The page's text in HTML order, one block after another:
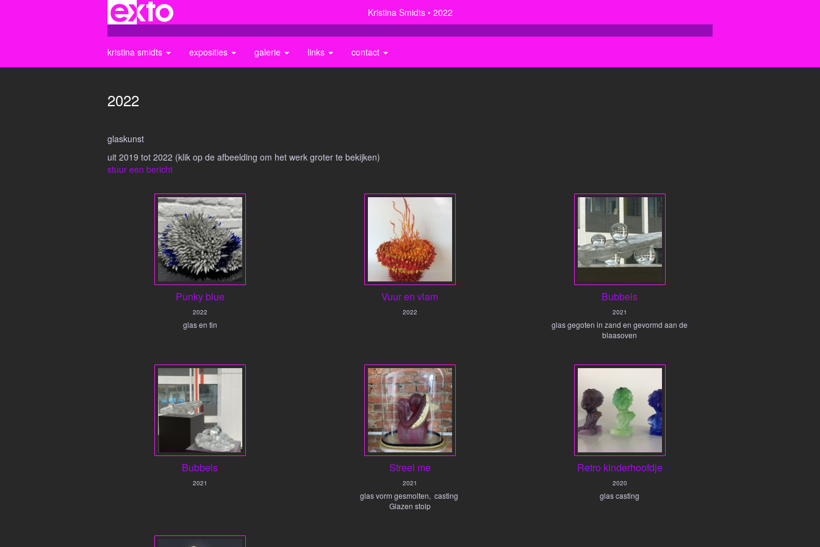
Kristina Smidts 2022
kristina smidts exposities galerie links contact
2022
glaskunst
uit 2019 tot 2022 (klik op de afbeelding om het werk groter te bekijken)
stuur een bericht
Punky blue
2022
glas en tin
Vuur en vlam
2022
Bubbels
2021
glas gegoten in zand en gevormd aan de
blaasoven
Bubbels
2021
Streel me
2021
glas vorm gesmolten, casting
Glazen stolp
Retro kinderhoofdje
2020
glas casting